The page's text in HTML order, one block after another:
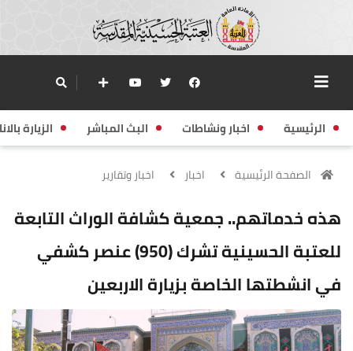
الرئيسية اخبار ونشاطات البث المباشر الزيارة
الصفحة الرئيسية اخبار اخبار وتقارير
هذه خدماتهم.. جمعية كشافة الوراث التابعة
للعتبة الحسينية تشرك (950) عنصر كشفي
في انشطتها الخاصة بزيارة الاربعين